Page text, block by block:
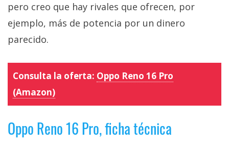
pero creo que hay rivales que ofrecen, por
ejemplo, más de potencia por un dinero
parecido.
Consulta la oferta: Oppo Reno 16 Pro
(Amazon)
Oppo Reno 16 Pro, ficha técnica